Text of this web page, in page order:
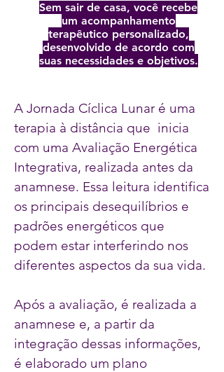
Sem sair de casa, você recebe
um acompanhamento
terapêutico personalizado,
desenvolvido de acordo com
suas necessidades e objetivos.
A Jornada Cíclica Lunar é uma
terapia à distância que inicia
com uma Avaliação Energética
Integrativa, realizada antes da
anamnese. Essa leitura identifica
os principais desequilíbrios e
padrões energéticos que
podem estar interferindo nos
diferentes aspectos da sua vida.
Após a avaliação, é realizada a
anamnese e, a partir da
integração dessas informações,
é elaborado um plano